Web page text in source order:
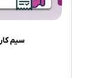
سیم